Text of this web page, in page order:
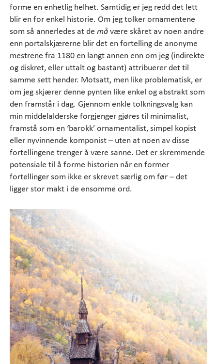
forme en enhetlig helhet. Samtidig er jeg redd det lett
blir en for enkel historie. Om jeg tolker ornamentene
som så annerledes at de må være skåret av noen andre
enn portalskjærerne blir det en fortelling de anonyme
mestrene fra 1180 en langt annen enn om jeg (indirekte
og diskret, eller uttalt og bastant) attribuerer det til
samme sett hender. Motsatt, men like problematisk, er
om jeg skjærer denne pynten like enkel og abstrakt som
den framstår i dag. Gjennom enkle tolkningsvalg kan
min middelalderske forgjenger gjøres til minimalist,
framstå som en ‘barokk’ ornamentalist, simpel kopist
eller nyvinnende komponist – uten at noen av disse
fortellingene trenger å være sanne. Det er skremmende
potensiale til å forme historien når en former
fortellinger som ikke er skrevet særlig om før – det
ligger stor makt i de ensomme ord.